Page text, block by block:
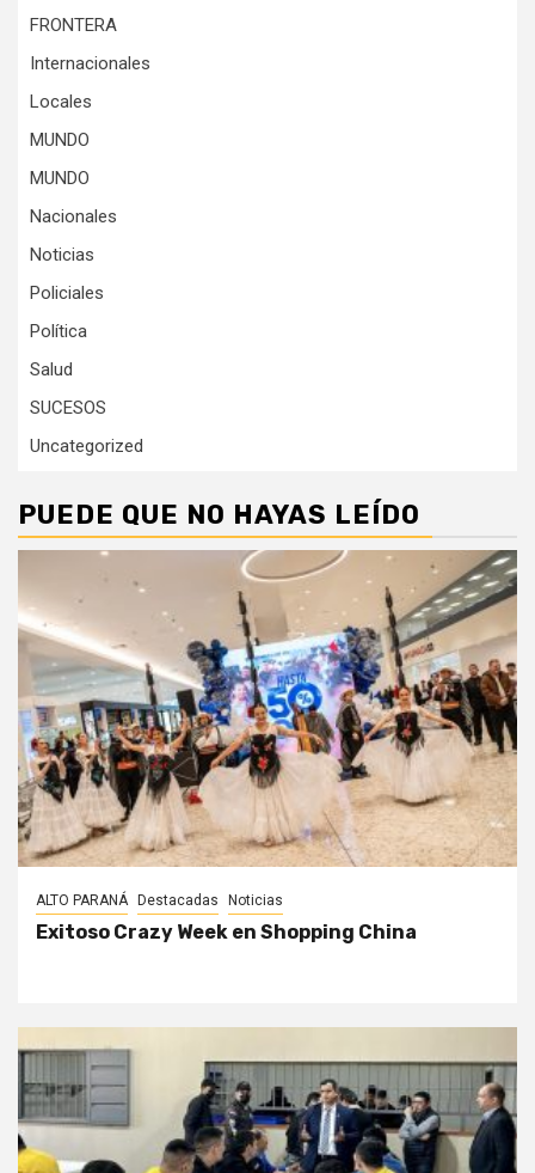
FRONTERA
Internacionales
Locales
MUNDO
MUNDO
Nacionales
Noticias
Policiales
Política
Salud
SUCESOS
Uncategorized
PUEDE QUE NO HAYAS LEÍDO
ALTO PARANÁ Destacadas Noticias
Exitoso Crazy Week en Shopping China